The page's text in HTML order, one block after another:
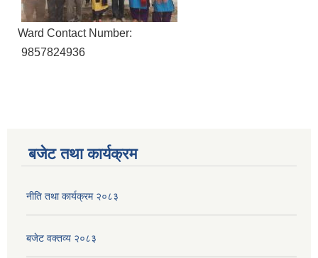
Ward Contact Number:
9857824936
बजेट तथा कार्यक्रम
नीति तथा कार्यक्रम २०८३
बजेट वक्तव्य २०८३